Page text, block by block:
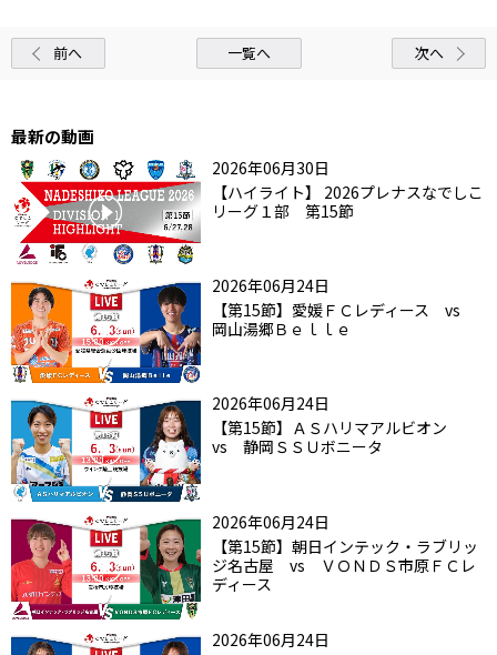
前へ 一覧へ 次へ
最新の動画
2026年06月30日
【ハイライト】 2026プレナスなでしこ
リーグ１部 第15節
2026年06月24日
【第15節】愛媛ＦＣレディース vs
岡山湯郷Ｂｅｌｌｅ
2026年06月24日
【第15節】ＡＳハリマアルビオン
vs 静岡ＳＳＵボニータ
2026年06月24日
【第15節】朝日インテック・ラブリッ
ジ名古屋 vs ＶＯＮＤＳ市原ＦＣレ
ディース
2026年06月24日